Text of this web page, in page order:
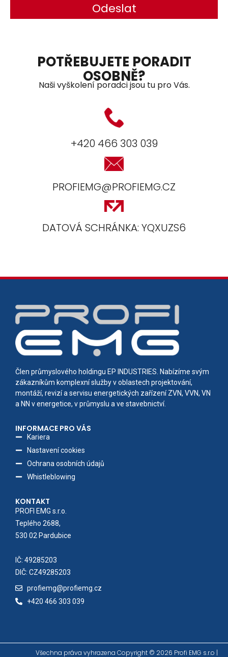
Odeslat
POTŘEBUJETE PORADIT
OSOBNĚ?
Naši vyškolení poradci jsou tu pro Vás.
+420 466 303 039
PROFIEMG@PROFIEMG.CZ
DATOVÁ SCHRÁNKA: YQXUZS6
Člen průmyslového holdingu EP INDUSTRIES. Nabízíme svým
zákazníkům komplexní služby v oblastech projektování,
montáží, revizí a servisu energetických zařízení ZVN, VVN, VN
a NN v energetice, v průmyslu a ve stavebnictví.
INFORMACE PRO VÁS
Kariera
Nastavení cookies
Ochrana osobních údajů
Whistleblowing
KONTAKT
PROFI EMG s.r.o.
Teplého 2688,
530 02 Pardubice
IČ: 49285203
DIČ: CZ49285203
profiemg@profiemg.cz
+420 466 303 039
Všechna práva vyhrazena Copyright © 2026 Profi EMG s.r.o |